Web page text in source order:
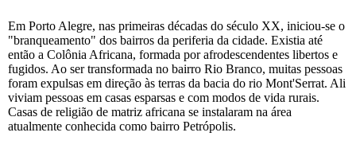
Em Porto Alegre, nas primeiras décadas do século XX, iniciou-se o
"branqueamento" dos bairros da periferia da cidade. Existia até
então a Colônia Africana, formada por afrodescendentes libertos e
fugidos. Ao ser transformada no bairro Rio Branco, muitas pessoas
foram expulsas em direção às terras da bacia do rio Mont'Serrat. Ali
viviam pessoas em casas esparsas e com modos de vida rurais.
Casas de religião de matriz africana se instalaram na área
atualmente conhecida como bairro Petrópolis.